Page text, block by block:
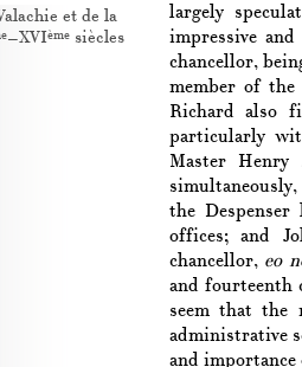
largely
impressive
chancellor,
member of the
Richard also
particularly
Master Henry
the
offices; and
chancellor, eo
and fourteenth
seem that the
administrative
and
et de la
–XVIèmesiècles